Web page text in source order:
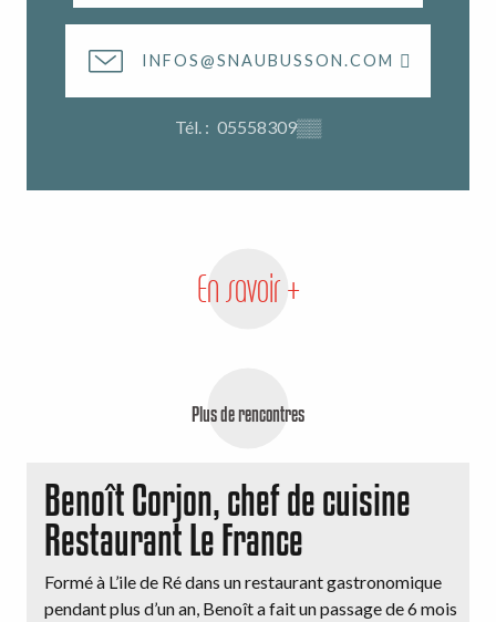
INFOS@SNAUBUSSON.COM
Tél. : 05558309▒▒
En savoir +
Plus de rencontres
Benoît Corjon, chef de cuisine
Restaurant Le France
Formé à L’ile de Ré dans un restaurant gastronomique
pendant plus d’un an, Benoît a fait un passage de 6 mois